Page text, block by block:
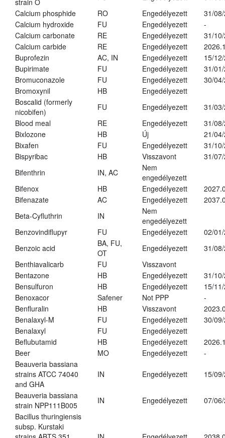
strain O
Calcium phosphide
RO Engedélyezett
31/
Calcium hydroxide
FU Engedélyezett
-
Calcium carbonate
RE Engedélyezett
31/
Calcium carbide
RE Engedélyezett
Buprofezin
AC, IN Engedélyezett
15/
Bupirimate
FU Engedélyezett
31/
Bromuconazole
FU Engedélyezett
30/
Bromoxynil
HB
Engedélyezett
Boscalid (formerly
nicobifen)
FU Engedélyezett
31/
Blood meal
RE Engedélyezett
31/
Bixlozone
HB Új
21/
Bixafen
FU Engedélyezett
31/
Bispyribac
HB Visszavont
31/
Bifenthrin
IN, AC
Nem
engedélyezett
Bifenox
HB Engedélyezett
Bifenazate
AC Engedélyezett
Beta-Cyfluthrin
IN
Nem
engedélyezett
Benzovindiflupyr
FU Engedélyezett
02/
Benzoic acid
BA, FU,
OT
Engedélyezett
31/
Benthiavalicarb
FU
Visszavont
Bentazone
HB Engedélyezett
31/
Bensulfuron
HB Engedélyezett
15/
Benoxacor
Safener Not PPP
-
Benfluralin
HB Visszavont
Benalaxyl-M
FU Engedélyezett
30/
Benalaxyl
FU
Engedélyezett
Beflubutamid
HB Engedélyezett
Beer
MO Engedélyezett
-
Beauveria bassiana
strains ATCC 74040
and GHA
IN Engedélyezett 15/
Beauveria bassiana
strain NPP111B005
IN Engedélyezett
07/
Bacillus thuringiensis
subsp. Kurstaki